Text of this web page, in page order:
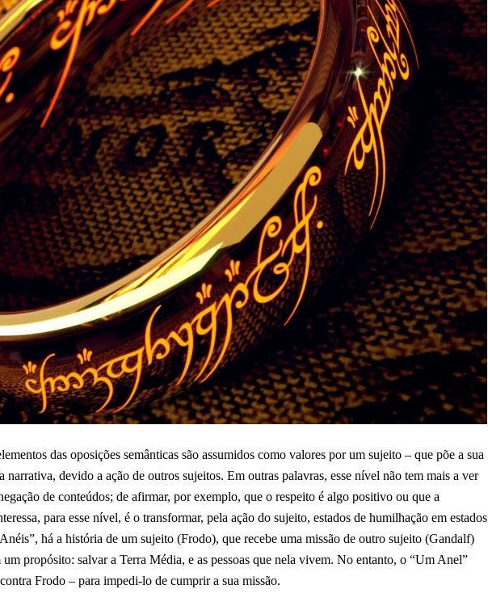
das oposições semânticas são assumidos como valores por um sujeito – que põe a sua
narrativa, devido a ação de outros sujeitos. Em outras palavras, esse nível não tem mais a ver
de conteúdos; de afirmar, por exemplo, que o respeito é algo positivo ou que a
para esse nível, é o transformar, pela ação do sujeito, estados de humilhação em estados
há a história de um sujeito (Frodo), que recebe uma missão de outro sujeito (Gandalf)
propósito: salvar a Terra Média, e as pessoas que nela vivem. No entanto, o “Um Anel”
Frodo – para impedi-lo de cumprir a sua missão.